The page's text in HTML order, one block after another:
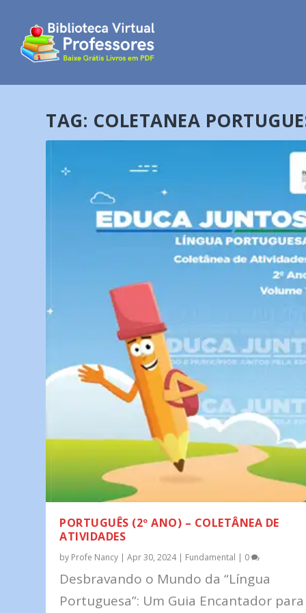
TAG: COLETANEA
PORTUGUÊS (2º ANO) – COLETÂNEA DE
ATIVIDADES
by Profe Nancy |Apr 30, 2024| Fundamental | 0
Desbravando o Mundo da “Língua
Portuguesa”: Um Guia Encantador